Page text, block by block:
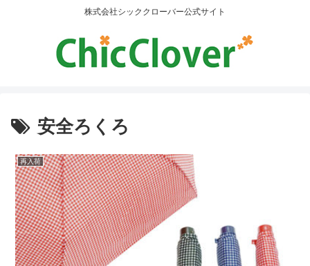
株式会社シッククローバー公式サイト
安全ろくろ
再入荷